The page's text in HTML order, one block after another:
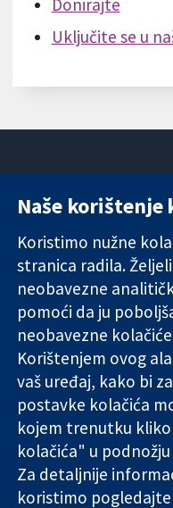
Donirajte
Uključite se u
Pouzdani dokazi.
Utemeljeni
dokazi.
Bolje zdravlje.
11-
The Cochrane
company limited by
England & Wales. VAT
Naše korištenje
Koristimo nužne
stranica radila.
neobavezne
pomoći da ju
neobavezne
Korištenjem ovog
vaš uređaj, kako bi
postavke kolačića
kojem trenutku
kolačića" u
Za detaljnije
koristimo